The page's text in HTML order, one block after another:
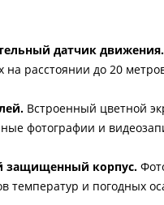
датчик движения.
расстоянии до 20
Встроенный цветной
фотографии и
защищенный корпус.
температур и погодных